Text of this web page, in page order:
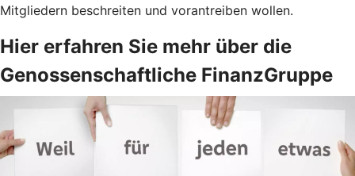
Mitgliedern beschreiten und vorantreiben wollen.
Hier erfahren Sie mehr über die
Genossenschaftliche FinanzGruppe